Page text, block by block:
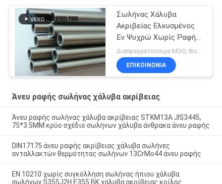
Σωλήνας Χάλυβα
Ακριβείας Ελκυσμένος
Εν Ψυχρώ Χωρίς Ραφή
για την
Αυτοκινητοβιομηχανία
E235 NBK EN10305-1
ΕΠΙΚΟΙΝΩΝΊΑ
Άνευ ραφής σωλήνας χάλυβα ακρίβειας
Άνευ ραφής σωλήνας χάλυβα ακρίβειας STKM13A JIS3445,
75*3.5MM κρύο σχέδιο σωλήνων χάλυβα άνθρακα άνευ ραφής
DIN17175 άνευ ραφής ακρίβειας χάλυβα σωλήνες
ανταλλακτών θερμότητας σωλήνων 13CrMo44 άνευ ραφής
EN 10210 χωρίς συγκόλληση σωλήνας ήπιου χάλυβα
σωλήνων S355J2H E355 BK χάλυβα ακρίβειας κοίλος